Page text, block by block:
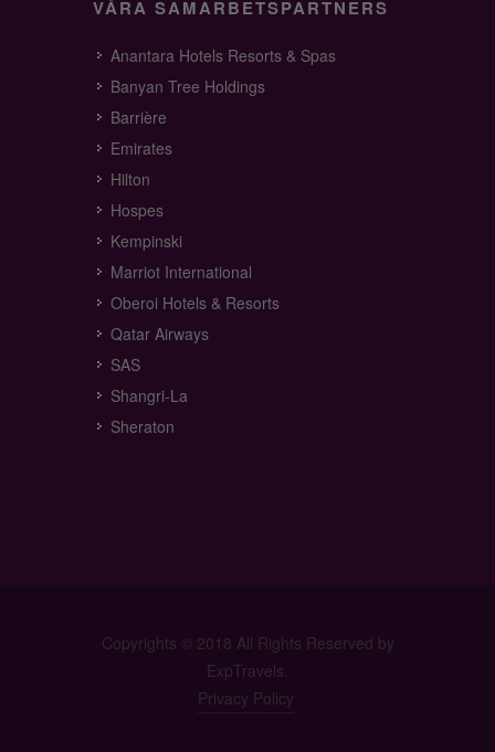
VÅRA SAMARBETSPARTNERS
Anantara Hotels Resorts & Spas
Banyan Tree Holdings
Barrière
Emirates
Hilton
Hospes
Kempinski
Marriot International
Oberoi Hotels & Resorts
Qatar Airways
SAS
Shangri-La
Sheraton
Copyrights © 2018 All Rights Reserved by
ExpTravels.
Privacy Policy